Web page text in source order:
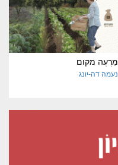
מִרְעֶה מקום
נעמה דה-יונג